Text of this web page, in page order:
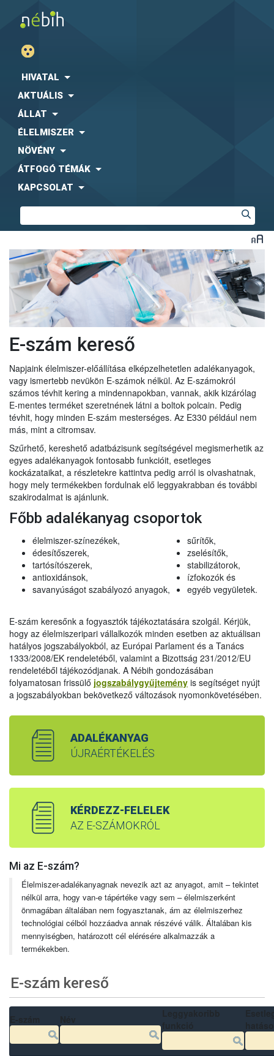
HIVATAL
AKTUÁLIS
ÁLLAT
ÉLELMISZER
NÖVÉNY
ÁTFOGÓ TÉMÁK
KAPCSOLAT
E-szám kereső
Napjaink élelmiszer-előállítása elképzelhetetlen adalékanyagok,
vagy ismertebb nevükön E-számok nélkül. Az E-számokról
számos tévhit kering a mindennapokban, vannak, akik kizárólag
E-mentes terméket szeretnének látni a boltok polcain. Pedig
tévhit, hogy minden E-szám mesterséges. Az E330 például nem
más, mint a citromsav.
Szűrhető, kereshető adatbázisunk segítségével megismerhetik az
egyes adalékanyagok fontosabb funkcióit, esetleges
kockázataikat, a részletekre kattintva pedig arról is olvashatnak,
hogy mely termékekben fordulnak elő leggyakrabban és további
szakirodalmat is ajánlunk.
Főbb adalékanyag csoportok
élelmiszer-színezékek,
édesítőszerek,
tartósítószerek,
antioxidánsok,
savanyúságot szabályozó anyagok,
sűrítők,
zselésítők,
stabilizátorok,
ízfokozók és
egyéb vegyületek.
E-szám keresőnk a fogyasztók tájékoztatására szolgál. Kérjük,
hogy az élelmiszeripari vállalkozók minden esetben az aktuálisan
hatályos jogszabályokból, az Európai Parlament és a Tanács
1333/2008/EK rendeletéből, valamint a Bizottság 231/2012/EU
rendeletéből tájékozódjanak. A Nébih gondozásában
folyamatosan frissülő jogszabálygyűjtemény is segítséget nyújt
a jogszabályokban bekövetkező változások nyomonkövetésében.
ADALÉKANYAG
ÚJRAÉRTÉKELÉS
KÉRDEZZ-FELELEK
AZ E-SZÁMOKRÓL
Mi az E-szám?
Élelmiszer-adalékanyagnak nevezik azt az anyagot, amit – tekintet
nélkül arra, hogy van-e tápértéke vagy sem – élelmiszerként
önmagában általában nem fogyasztanak, ám az élelmiszerhez
technológiai célból hozzáadva annak részévé válik. Általában kis
mennyiségben, határozott cél elérésére alkalmazzák a
termékekben.
E-szám kereső